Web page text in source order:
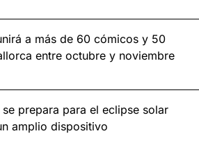
a más de 60 cómicos y 50
entre octubre y noviembre
se prepara para el eclipse solar
amplio dispositivo